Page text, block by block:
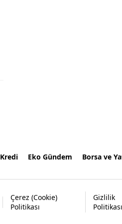
Kredi Eko Gündem Borsa ve
Çerez (Cookie)
Politikası
Gizlilik
Politikası